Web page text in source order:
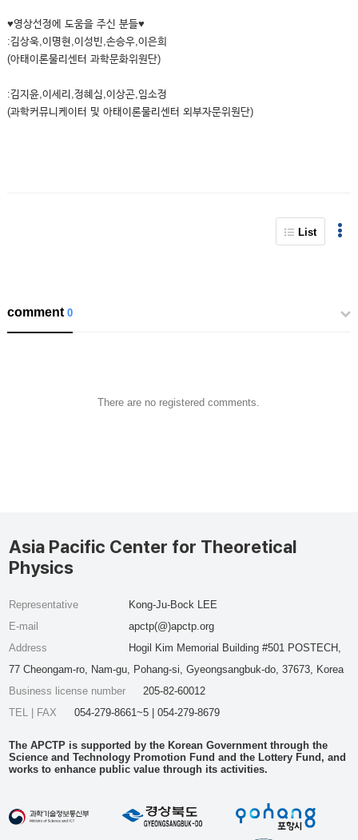
♥영상선정에 도움을 주신 분들♥
:김상욱,이명현,이성빈,손승우,이은희
(아태이론물리센터 과학문화위원단)
:김지윤,이세리,정혜심,이상곤,임소정
(과학커뮤니케이터 및 아태이론물리센터 외부자문위원단)
List
comment0
There are no registered comments.
Asia Pacific Center for Theoretical
Physics
Representative
Kong-Ju-Bock LEE
E-mail
apctp(@)apctp.org
Address
Hogil Kim Memorial Building #501 POSTECH,
77 Cheongam-ro, Nam-gu, Pohang-si, Gyeongsangbuk-do, 37673, Korea
Business license number
205-82-60012
TEL | FAX
054-279-8661~5 | 054-279-8679
The APCTP is supported by the Korean Government through the
Science and Technology Promotion Fund and the Lottery Fund, and
works to enhance public value through its activities.